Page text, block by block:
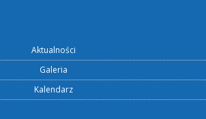
Aktualności
Galeria
Kalendarz